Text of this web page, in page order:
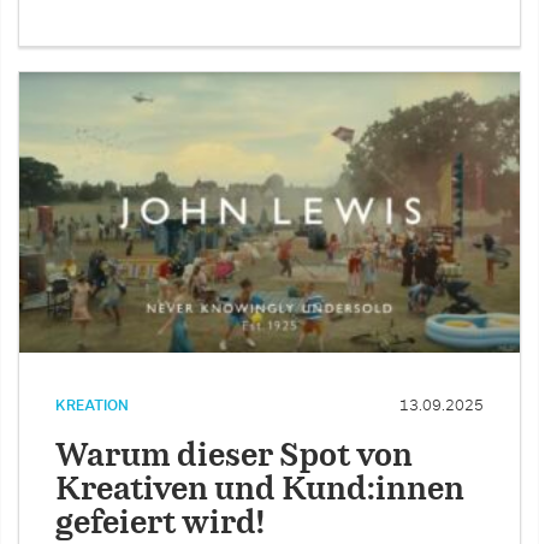
KREATION 13.09.2025
Warum dieser Spot von
Kreativen und Kund:innen
gefeiert wird!